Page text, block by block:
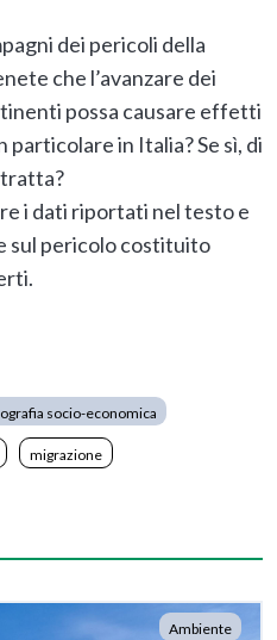
dei pericoli della
che l’avanzare dei
possa causare effetti
particolare in Italia? Se sì, di
tratta?
i dati riportati nel testo e
sul pericolo costituito
socio-economica
migrazione
Ambiente